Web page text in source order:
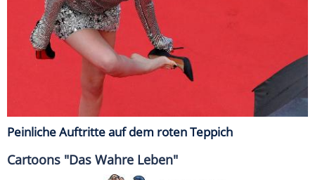
Peinliche Auftritte auf dem roten Teppich
Cartoons "Das Wahre Leben"